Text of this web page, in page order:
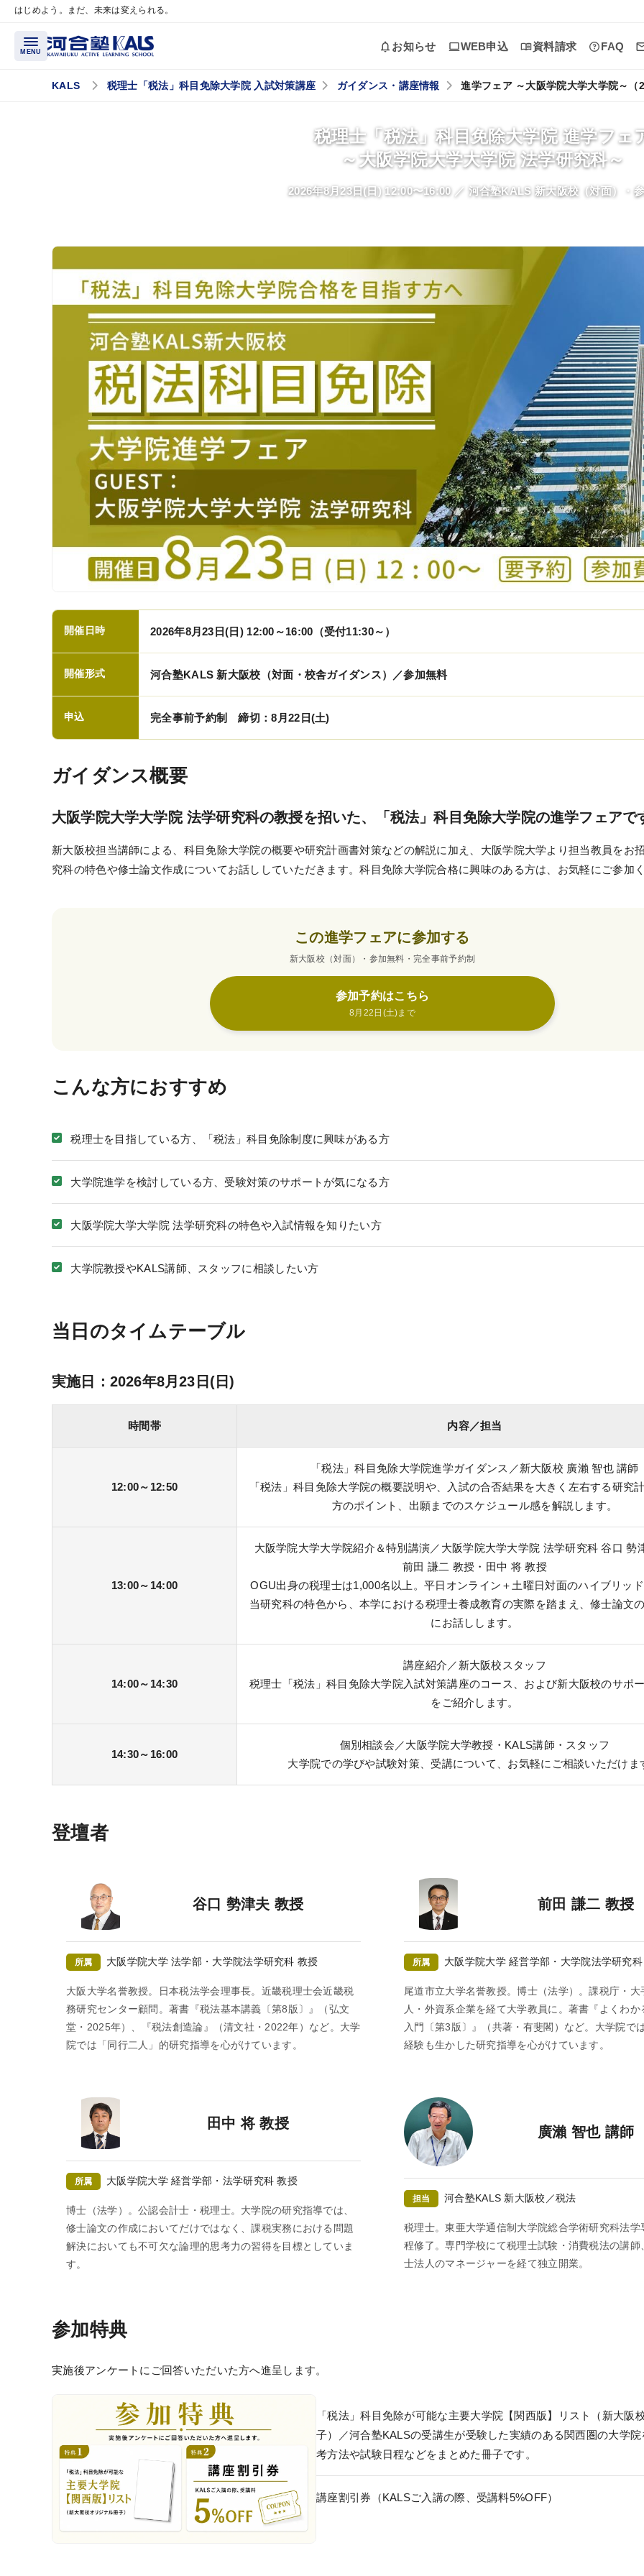
はじめよう。まだ、未来は変えられる。
MENU お知らせ WEB申込 資料請求 FAQ
カリキュラム一覧
受講案内
受講料（オンライン講座）
受講料（通学講座）
受講サポート
受講までの流れ
講義スケジュール
ガイダンス情報
デジタルパンフレット
お役立ち情報
KALSを知る
資料請求／
講座説明動画
講師紹介
お知らせ
KALSをはじめる
受講までの流れ
利用規約
特定商取引法に基づく表示
教材等転売に関する禁止のお願い
KALS 税理士「税法」科目免除大学院 入試対策講座 ガイダンス・講座情報 進学フェア ～大阪学院大学大学院～（
税理士「税法」科目免除大学院 進学フェ
～大阪学院大学大学院 法学研究科～
2026年8月23日(日) 12:00〜16:00 ／ 河合塾KALS 新大阪校（対面）・
開催日時 2026年8月23日(日) 12:00～16:00（受付11:30～）
開催形式 河合塾KALS 新大阪校（対面・校舎ガイダンス）／参加無料
申込 完全事前予約制 締切：8月22日(土)
ガイダンス概要
大阪学院大学大学院 法学研究科の教授を招いた、「税法」科目免除大学院の進学フェアで
新大阪校担当講師による、科目免除大学院の概要や研究計画書対策などの解説に加え、大阪学院大学より担当教員をお
究科の特色や修士論文作成についてお話ししていただきます。科目免除大学院合格に興味のある方は、お気軽にご参加く
この進学フェアに参加する
新大阪校（対面）・参加無料・完全事前予約制
参加予約はこちら
8月22日(土)まで
こんな方におすすめ
税理士を目指している方、「税法」科目免除制度に興味がある方
大学院進学を検討している方、受験対策のサポートが気になる方
大阪学院大学大学院 法学研究科の特色や入試情報を知りたい方
大学院教授やKALS講師、スタッフに相談したい方
当日のタイムテーブル
実施日：2026年8月23日(日)
時間帯 内容／担当
12:00～12:50
「税法」科目免除大学院進学ガイダンス／新大阪校 廣瀨 智也 講師
「税法」科目免除大学院の概要説明や、入試の合否結果を大きく左右する研究
方のポイント、出願までのスケジュール感を解説します。
13:00～14:00
大阪学院大学大学院紹介＆特別講演／大阪学院大学大学院 法学研究科 谷口 勢
前田 謙二 教授・田中 将 教授
OGU出身の税理士は1,000名以上。平日オンライン＋土曜日対面のハイブリッ
当研究科の特色から、本学における税理士養成教育の実際を踏まえ、修士論文
にお話しします。
14:00～14:30
講座紹介／新大阪校スタッフ
税理士「税法」科目免除大学院入試対策講座のコース、および新大阪校のサポ
をご紹介します。
14:30～16:00
個別相談会／大阪学院大学教授・KALS講師・スタッフ
大学院での学びや試験対策、受講について、お気軽にご相談いただけま
登壇者
谷口 勢津夫 教授
所属 大阪学院大学 法学部・大学院法学研究科 教授
大阪大学名誉教授。日本税法学会理事長。近畿税理士会近畿税
務研究センター顧問。著書『税法基本講義〔第8版〕』（弘文
堂・2025年）、『税法創造論』（清文社・2022年）など。大学
院では「同行二人」的研究指導を心がけています。
前田 謙二 教授
所属 大阪学院大学 経営学部・大学院法学研究
尾道市立大学名誉教授。博士（法学）。課税庁・大
人・外資系企業を経て大学教員に。著書『よくわか
入門〔第3版〕』（共著・有斐閣）など。大学院で
経験も生かした研究指導を心がけています。
田中 将 教授
所属 大阪学院大学 経営学部・法学研究科 教授
博士（法学）。公認会計士・税理士。大学院の研究指導では、
修士論文の作成においてだけではなく、課税実務における問題
解決においても不可欠な論理的思考力の習得を目標としていま
す。
廣瀨 智也 講師
担当 河合塾KALS 新大阪校／税法
税理士。東亜大学通信制大学院総合学術研究科法学
程修了。専門学校にて税理士試験・消費税法の講師
士法人のマネージャーを経て独立開業。
参加特典
実施後アンケートにご回答いただいた方へ進呈します。
「税法」科目免除が可能な主要大学院【関西版】リスト（新大阪
子）／河合塾KALSの受講生が受験した実績のある関西圏の大学
考方法や試験日程などをまとめた冊子です。
講座割引券（KALSご入講の際、受講料5%OFF）